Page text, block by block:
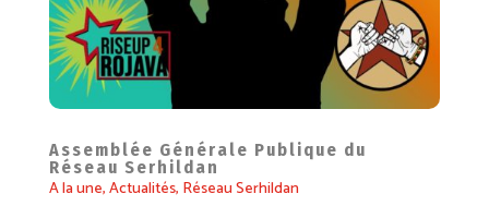
Assemblée Générale Publique du
Réseau Serhildan
A la une,Actualités, Réseau Serhildan